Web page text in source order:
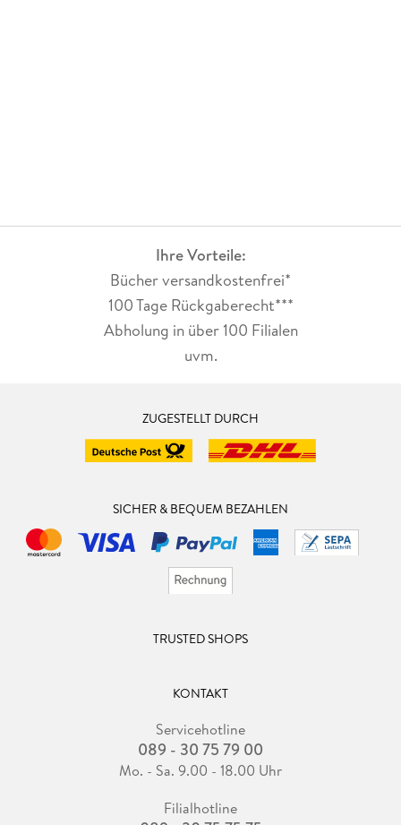
Ihre Vorteile:
Bücher versandkostenfrei*
100 Tage Rückgaberecht***
Abholung in über 100 Filialen
uvm.
ZUGESTELLT DURCH
SICHER & BEQUEM BEZAHLEN
TRUSTED SHOPS
KONTAKT
Servicehotline
089 - 30 75 79 00
Mo. - Sa. 9.00 - 18.00 Uhr
Filialhotline